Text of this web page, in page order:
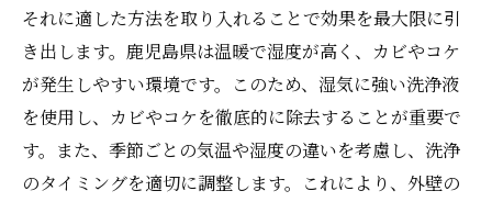
それに適した方法を取り入れることで効果を最大限に引
き出します。鹿児島県は温暖で湿度が高く、カビやコケ
が発生しやすい環境です。このため、湿気に強い洗浄液
を使用し、カビやコケを徹底的に除去することが重要で
す。また、季節ごとの気温や湿度の違いを考慮し、洗浄
のタイミングを適切に調整します。これにより、外壁の